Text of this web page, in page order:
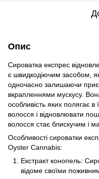
Опис
Сироватка експрес
є швидкодіючим засобом,
одночасно залишаючи
вкрапленнями мускусу.
особливість яких полягає в
волосся і відновлювати
волосся стає блискучим і
Особливості сироватки
Oyster Cannabis:
Екстракт конопель:
відоме своїми